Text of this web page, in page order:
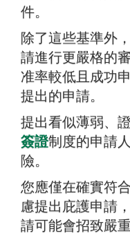
件。
除了這些基準外
請進行更嚴格的
准率較低且成功
提出的申請。
提出看似薄弱、
簽證制度的申請
險。
您應僅在確實符
慮提出庇護申請
請可能會招致嚴重